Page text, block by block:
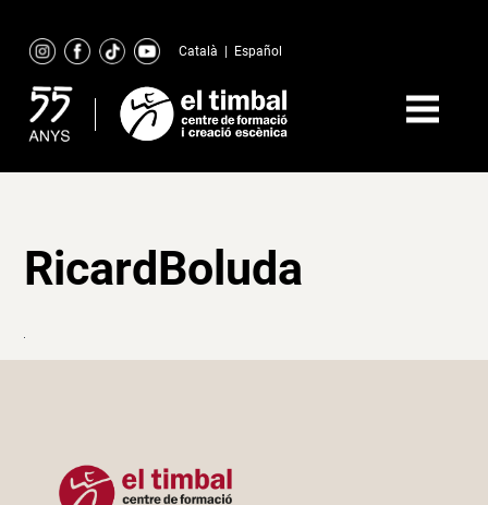
content
Català Español
RicardBoluda